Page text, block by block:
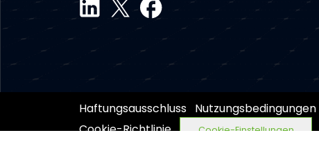
Haftungsausschluss Nutzungsbedingungen
Cookie-Richtlinie
Cookie-Einstellungen